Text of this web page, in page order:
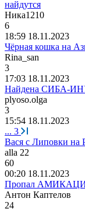
найдутся
Ника1210
6
18:59 18.11.2023
Чёрная кошка на
Rina_san
3
17:03 18.11.2023
Найдена СИБА-
plyoso.olga
3
15:54 18.11.2023
... 3
Вася с Липовки на
alla 22
60
00:20 18.11.2023
Пропал АМИКАЦИН
Антон Каптелов
24